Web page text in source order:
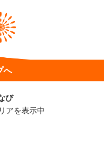
へ
び
アを表示中